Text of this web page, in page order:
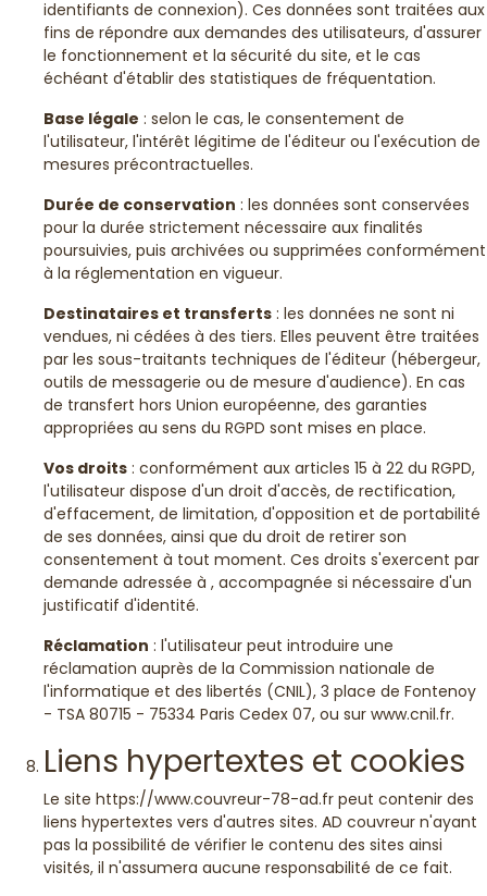
identifiants de connexion). Ces données sont traitées aux
fins de répondre aux demandes des utilisateurs, d'assurer
le fonctionnement et la sécurité du site, et le cas
échéant d'établir des statistiques de fréquentation.
Base légale : selon le cas, le consentement de
l'utilisateur, l'intérêt légitime de l'éditeur ou l'exécution de
mesures précontractuelles.
Durée de conservation : les données sont conservées
pour la durée strictement nécessaire aux finalités
poursuivies, puis archivées ou supprimées conformément
à la réglementation en vigueur.
Destinataires et transferts : les données ne sont ni
vendues, ni cédées à des tiers. Elles peuvent être traitées
par les sous-traitants techniques de l'éditeur (hébergeur,
outils de messagerie ou de mesure d'audience). En cas
de transfert hors Union européenne, des garanties
appropriées au sens du RGPD sont mises en place.
Vos droits : conformément aux articles 15 à 22 du RGPD,
l'utilisateur dispose d'un droit d'accès, de rectification,
d'effacement, de limitation, d'opposition et de portabilité
de ses données, ainsi que du droit de retirer son
consentement à tout moment. Ces droits s'exercent par
demande adressée à , accompagnée si nécessaire d'un
justificatif d'identité.
Réclamation : l'utilisateur peut introduire une
réclamation auprès de la Commission nationale de
l'informatique et des libertés (CNIL), 3 place de Fontenoy
- TSA 80715 - 75334 Paris Cedex 07, ou sur www.cnil.fr.
Liens hypertextes et cookies
Le site https://www.couvreur-78-ad.fr peut contenir des
liens hypertextes vers d'autres sites. AD couvreur n'ayant
pas la possibilité de vérifier le contenu des sites ainsi
visités, il n'assumera aucune responsabilité de ce fait.